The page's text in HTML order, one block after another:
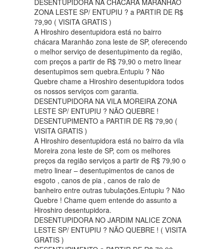
DESENTUPIDORA NA CHÁCARA MARANHÃO
ZONA LESTE SP/ ENTUPIU ? a PARTIR DE R$
79,90 ( VISITA GRATIS )
A Hiroshiro desentupidora está no bairro
chácara Maranhão zona leste de SP, oferecendo
o melhor serviço de desentupimento da região,
com preços a partir de R$ 79,90 o metro linear
desentupimos sem quebra.Entupiu ? Não
Quebre chame a Hiroshiro desentupidora todos
os nossos serviços com garantia.
DESENTUPIDORA NA VILA MOREIRA ZONA
LESTE SP/ ENTUPIU ? NÃO QUEBRE !
DESENTUPIMENTO a PARTIR DE R$ 79,90 (
VISITA GRATIS )
A Hiroshiro desentupidora está no bairro da vila
Moreira zona leste de SP, com os melhores
preços da região serviços a partir de R$ 79,90 o
metro linear – desentupimentos de canos de
esgoto , canos de pia , canos de ralo de
banheiro entre outras tubulações.Entupiu ? Não
Quebre ! Chame quem entende do assunto a
Hiroshiro desentupidora.
DESENTUPIDORA NO JARDIM NALICE ZONA
LESTE SP/ ENTUPIU ? NÃO QUEBRE ! ( VISITA
GRATIS )